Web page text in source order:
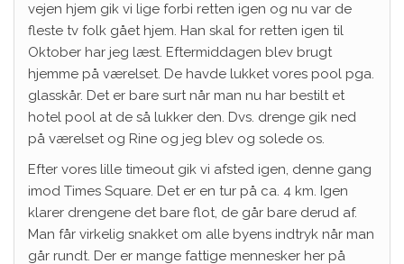
vejen hjem gik vi lige forbi retten igen og nu var de
fleste tv folk gået hjem. Han skal for retten igen til
Oktober har jeg læst. Eftermiddagen blev brugt
hjemme på værelset. De havde lukket vores pool pga.
glasskår. Det er bare surt når man nu har bestilt et
hotel pool at de så lukker den. Dvs. drenge gik ned
på værelset og Rine og jeg blev og solede os.
Efter vores lille timeout gik vi afsted igen, denne gang
imod Times Square. Det er en tur på ca. 4 km. Igen
klarer drengene det bare flot, de går bare derud af.
Man får virkelig snakket om alle byens indtryk når man
går rundt. Der er mange fattige mennesker her på